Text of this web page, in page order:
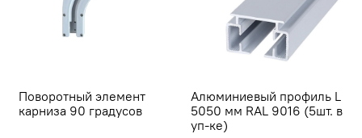
Поворотный элемент
карниза 90 градусов
Алюминиевый профиль L
5050 мм RAL 9016 (5шт. в
уп-ке)